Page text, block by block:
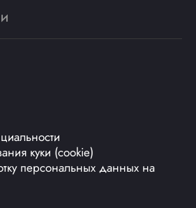
куки (cookie)
персональных данных на